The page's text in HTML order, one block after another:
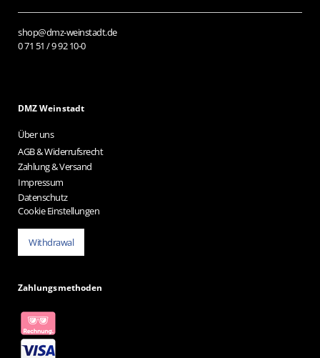
shop@dmz-weinstadt.de
0 71 51 / 9 92 10-0
DMZ Weinstadt
Über uns
AGB & Widerrufsrecht
Zahlung & Versand
Impressum
Datenschutz
Cookie Einstellungen
Withdrawal
Zahlungsmethoden